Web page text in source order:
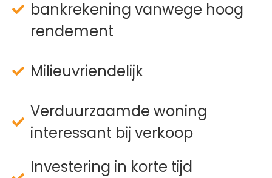
bankrekening vanwege hoog
rendement
Milieuvriendelijk
Verduurzaamde woning
interessant bij verkoop
Investering in korte tijd